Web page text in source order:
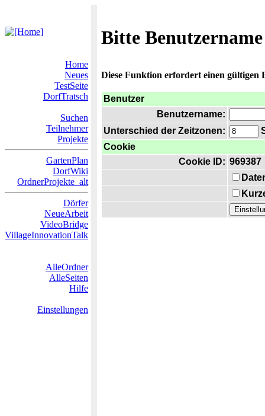
Bitte
Home
Neues
TestSeite
DorfTratsch
Suchen
Teilnehmer
Projekte
GartenPlan
DorfWiki
OrdnerProjekte_alt
Dörfer
NeueArbeit
VideoBridge
VillageInnovationTalk
AlleOrdner
AlleSeiten
Hilfe
Einstellungen
Diese Funktion erfordert einen gültigen
Benutzer
Benutzername:
Unterschied der Zeitzonen:
Cookie
Cookie ID: 969387